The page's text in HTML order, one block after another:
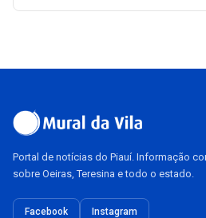
Portal de notícias do Piauí. Informação
sobre Oeiras, Teresina e todo o estado.
Facebook Instagram